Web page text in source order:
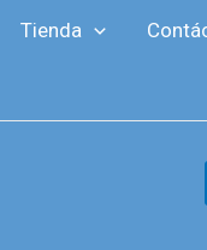
Tienda